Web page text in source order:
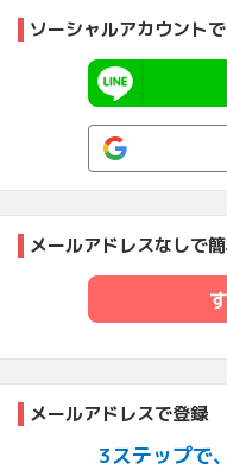
ソーシャルアカウント
メールアドレスなしで
メールアドレスで登録
3ステップで